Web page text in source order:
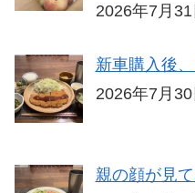
2026年7月31
新車購入後
2026年7月30
親の顔が見